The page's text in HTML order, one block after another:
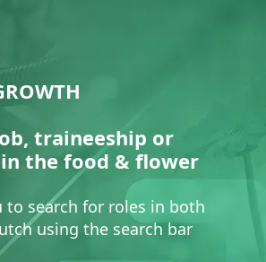
traineeship or
the food & flower
to search for roles in both
using the search bar